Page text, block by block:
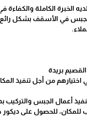
الكاملة والكفاءة في
في الأسقف بشكل رائع
بريدة
اختيارهم من أجل تنفيذ
أعمال الجبس والتركيب
للمكان، للحصول على ديكور